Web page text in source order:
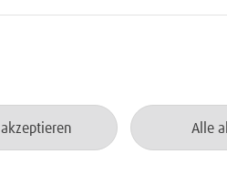
Alle
kombinierst du
Expertise.